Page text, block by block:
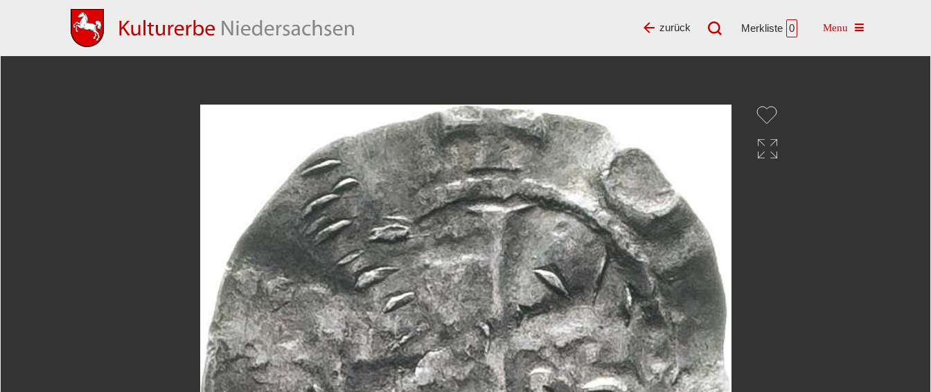
Merkliste 0 Toggle navigation
zurück